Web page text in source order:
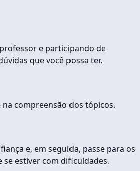
e participando de
que você possa ter.
na compreensão dos tópicos.
e, em seguida, passe para os
estiver com dificuldades.